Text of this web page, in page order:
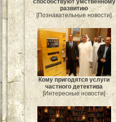
способствуют умственному
развитию
[Познавательные новости]
Кому пригодятся услуги
частного детектива
[Интересные новости]